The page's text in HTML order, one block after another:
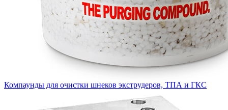
Компаунды для очистки шнеков экструдеров, ТПА и ГКС